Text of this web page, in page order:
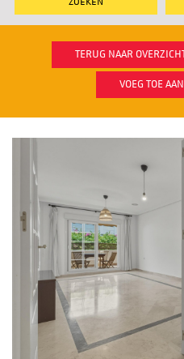
TERUG NAAR
VOEG TOE